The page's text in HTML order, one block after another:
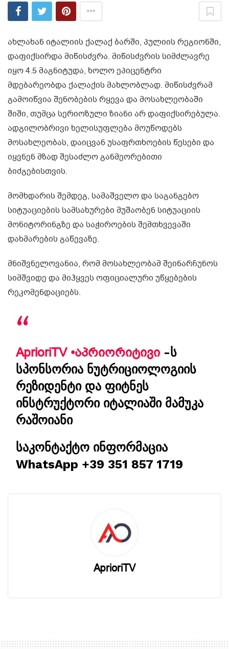
ახლახან იტალიის ქალაქ ბარში, პულიის რეგიონში,
დაფიქსირდა მიწისძვრა. მიწისძვრის სიმძლავრე
იყო 4.5 მაგნიტუდა, ხოლო ეპიცენტრი
მდებარეობდა ქალაქის მახლობლად. მიწისძვრამ
გამოიწვია შენობების რყევა და მოსახლეობაში
შიში, თუმცა სერიოზული ზიანი არ დაფიქსირებულა.
ადგილობრივი ხელისუფლება მოუწოდებს
მოსახლეობას, დაიცვან უსაფრთხოების წესები და
იყვნენ მზად შესაძლო განმეორებითი
ბიძგებისთვის.
მომხდარის შემდეგ, სამაშველო და საგანგებო
სიტუაციების სამსახურები მუშაობენ სიტუაციის
მონიტორინგზე და საჭიროების შემთხვევაში
დახმარების გაწევაზე.
მნიშვნელოვანია, რომ მოსახლეობამ შეინარჩუნოს
სიმშვიდე და მიჰყვეს ოფიციალური უწყებების
რეკომენდაციებს.
AprioriTV •აპრიორიტივი -ს
სპონსორია ნუტრიციოლოგიის
რეზიდენტი და ფიტნეს
ინსტრუქტორი იტალიაში მამუკა
რაშოიანი
საკონტაქტო ინფორმაცია
WhatsApp +39 351 857 1719
AprioriTV